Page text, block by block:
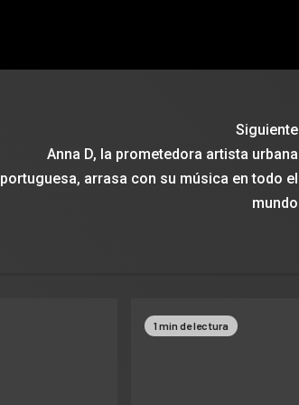
Siguiente
Anna D, la prometedora artista urbana
portuguesa, arrasa con su música en todo el
mundo
1 min de lectura